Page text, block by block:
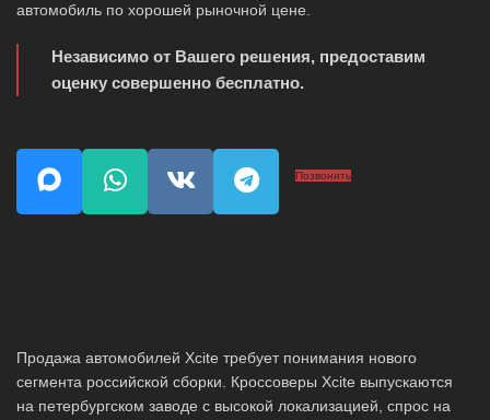
автомобиль по хорошей рыночной цене.
Независимо от Вашего решения, предоставим
оценку совершенно бесплатно.
Позвонить
Продажа автомобилей Xcite требует понимания нового
сегмента российской сборки. Кроссоверы Xcite выпускаются
на петербургском заводе с высокой локализацией, спрос на